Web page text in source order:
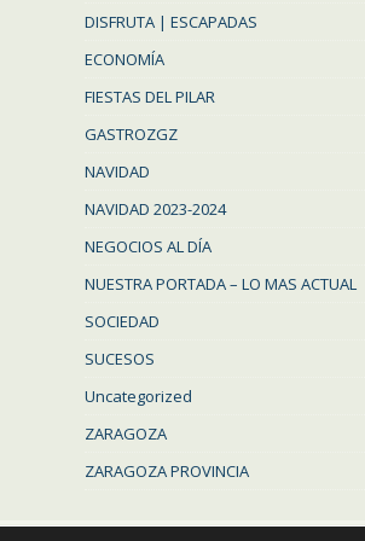
DISFRUTA | ESCAPADAS
ECONOMÍA
FIESTAS DEL PILAR
GASTROZGZ
NAVIDAD
NAVIDAD 2023-2024
NEGOCIOS AL DÍA
NUESTRA PORTADA – LO MAS ACTUAL
SOCIEDAD
SUCESOS
Uncategorized
ZARAGOZA
ZARAGOZA PROVINCIA